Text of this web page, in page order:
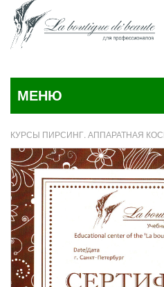
КУРСЫ ПИРСИНГ. АППАРАТНАЯ